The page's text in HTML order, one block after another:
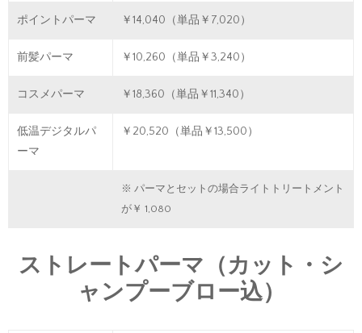
ポイントパーマ ￥14,040（単品￥7,020）
前髪パーマ ￥10,260（単品￥3,240）
コスメパーマ ￥18,360（単品￥11,340）
低温デジタルパ
ーマ
￥20,520（単品￥13,500）
※ パーマとセットの場合ライトトリートメント
が￥ 1,080
ストレートパーマ（カット・シ
ャンプーブロー込）